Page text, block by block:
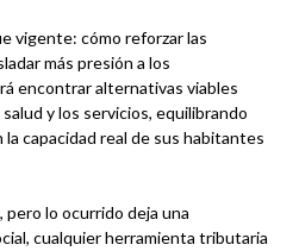
vigente: cómo reforzar las
más presión a los
encontrar alternativas viables
y los servicios, equilibrando
capacidad real de sus habitantes
pero lo ocurrido deja una
cualquier herramienta tributaria